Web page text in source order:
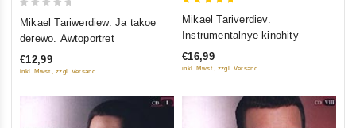
5
Mikael Tariwerdiew. Ja takoe
derewo. Awtoportret
€12,99
inkl. Mwst., zzgl. Versand
Mikael Tariverdiev.
Instrumentalnye kinohity
€16,99
inkl. Mwst., zzgl. Versand